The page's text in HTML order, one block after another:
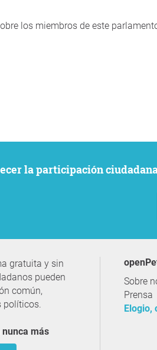
los miembros de este
la participación
gratuita y sin
pueden
común,
políticos.
nunca más
Sobre
Prensa
Elogio,